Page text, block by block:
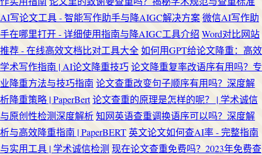
AI写论文工具 - 智能写作助手与降AIGC解决方案微信AI写作助
手在哪里打开 - 详细使用指南与降AIGC工具介绍 Word对比网站
推荐 - 在线高效文档比对工具大全如何用GPT给论文降重：高效
学术写作指南 | AI论文降重技巧论文降重复率改语序有用吗？专
业降重方法与技巧指南 论文查重改变句子顺序有用吗？深度解
析降重策略 | PaperBert论文查重的原理是怎样的呢？ | 学术诚信
与原创性检测深度解析知网英语查重调换语序可以吗？深度解
析与高效降重指南 | PaperBERT 英文论文如何查AI率 - 完整指南
与实用工具 | 学术诚信检测 现在论文查重免费吗？2023年免费查